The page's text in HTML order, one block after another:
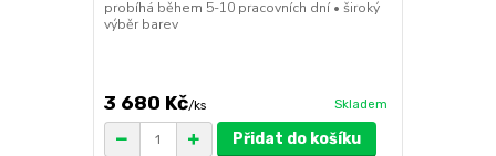
probíhá během 5-10 pracovních dní • široký
výběr barev
3 680 Kč/ks Skladem
Přidat do košíku